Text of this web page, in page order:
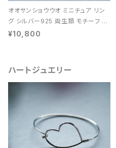
オオサンショウウオ ミニチュア リン
グ シルバー925 両生類 モチーフ レ
ディース ユニセックス
¥10,800
ハートジュエリー